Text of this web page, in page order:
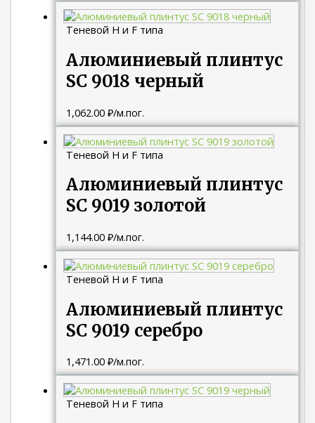
Теневой H и F типа
Алюминиевый плинтус
SC 9018 черный
1,062.00₽/м.пог.
Теневой H и F типа
Алюминиевый плинтус
SC 9019 золотой
1,144.00₽/м.пог.
Теневой H и F типа
Алюминиевый плинтус
SC 9019 серебро
1,471.00₽/м.пог.
Теневой H и F типа